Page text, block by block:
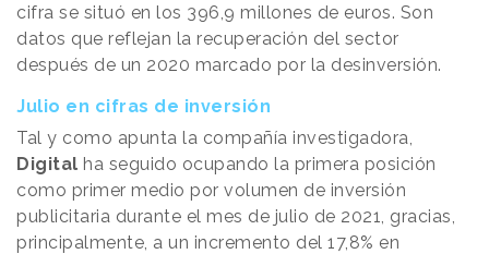
cifra se situó en los 396,9 millones de euros. Son
datos que reflejan la recuperación del sector
después de un 2020 marcado por la desinversión.
Julio en cifras de inversión
Tal y como apunta la compañía investigadora,
Digital ha seguido ocupando la primera posición
como primer medio por volumen de inversión
publicitaria durante el mes de julio de 2021, gracias,
principalmente, a un incremento del 17,8% en